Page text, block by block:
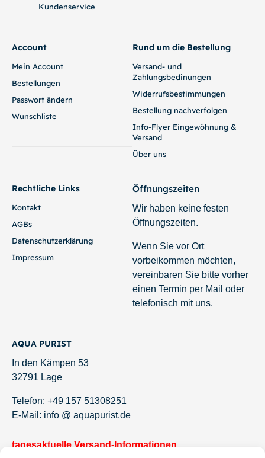
Kundenservice
Account
Mein Account
Bestellungen
Passwort ändern
Wunschliste
Rund um die Bestellung
Versand- und
Zahlungsbedinungen
Widerrufsbestimmungen
Bestellung nachverfolgen
Info-Flyer Eingewöhnung &
Versand
Über uns
Rechtliche Links
Kontakt
AGBs
Datenschutzerklärung
Impressum
Öffnungszeiten
Wir haben keine festen
Öffnungszeiten.
Wenn Sie vor Ort
vorbeikommen möchten,
vereinbaren Sie bitte vorher
einen Termin per Mail oder
telefonisch mit uns.
AQUA PURIST
In den Kämpen 53
32791 Lage
Telefon: +49 157 51308251
E-Mail: info @ aquapurist.de
tagesaktuelle Versand-Informationen